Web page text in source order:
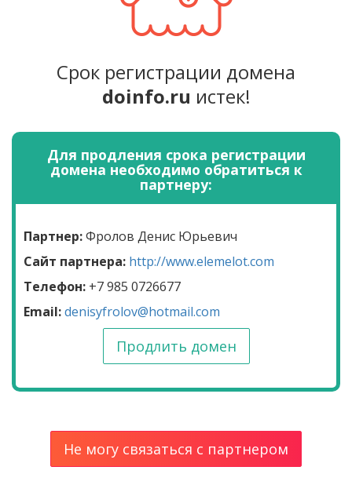
Срок регистрации домена
doinfo.ru истек!
Для продления срока регистрации
домена необходимо обратиться к
партнеру:
Партнер:Фролов Денис Юрьевич
Сайт партнера: http://www.elemelot.com
Телефон: +7 985 0726677
Email:denisyfrolov@hotmail.com
Продлить домен
Не могу связаться с партнером